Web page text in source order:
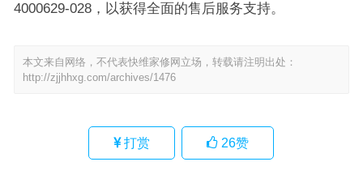
4000629-028，以获得全面的售后服务支持。
本文来自网络，不代表快维家修网立场，转载请注明出处：
http://zjjhhxg.com/archives/1476
打赏 26赞